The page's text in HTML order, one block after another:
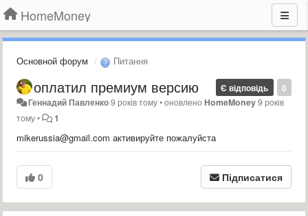
HomeMoney
Основной форум Питання
0
Є відповідь
оплатил премиум версию
Геннадий Павленко9 років тому•оновлено HomeMoney9 років
тому• 1
mikerussia@gmail.com активируйте пожалуйста
0 Підписатися